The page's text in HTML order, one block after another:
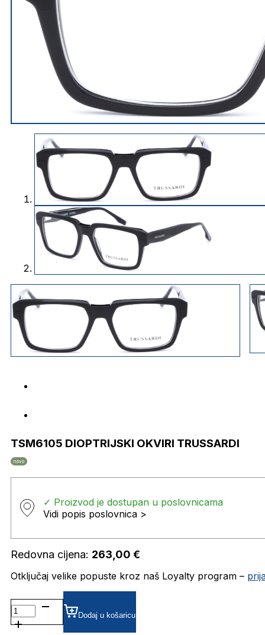
TSM6105 DIOPTRIJSKI OKVIRI TRUSSARDI
novo
✓ Proizvod je dostupan u poslovnicama
Vidi popis poslovnica >
Redovna cijena: 263,00 €
Otključaj velike popuste kroz naš Loyalty program –
TSM6105 DIOPTRIJSKI
OKVIRI
TRUSSARDI
Dodaj u košaricu